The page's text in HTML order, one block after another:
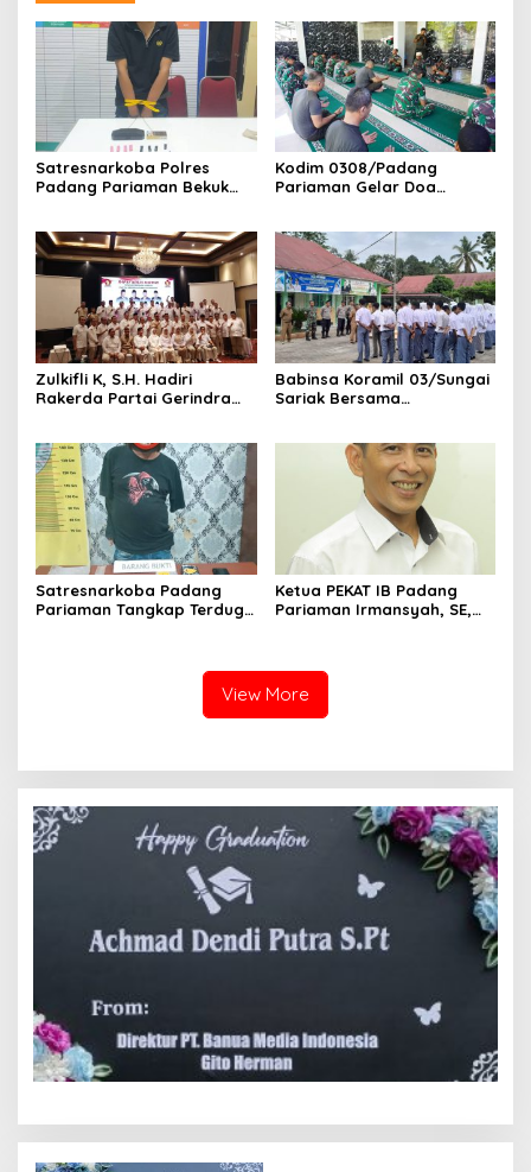
Satresnarkoba Polres
Padang Pariaman Bekuk
Kodim 0308/Padang
Pariaman Gelar Doa
Bonjol
‎Zulkifli K, S.H. Hadiri
Rakerda Partai Gerindra
Fraksi DPRD Padang
Pariaman
Babinsa Koramil 03/Sungai
Sariak Bersama
Seleksi Calon Anggota
Paskibra Tingkat
Kecamatan VII Koto
Patamuan
Satresnarkoba Padang
Pariaman Tangkap Terduga
Ketua PEKAT IB Padang
Pariaman Irmansyah, SE,
View More